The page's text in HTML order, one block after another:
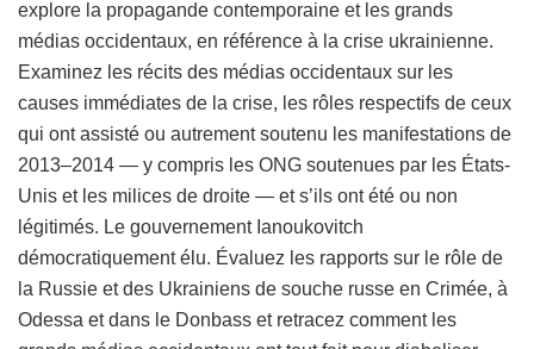
explore la propagande contemporaine et les grands
médias occidentaux, en référence à la crise ukrainienne.
Examinez les récits des médias occidentaux sur les
causes immédiates de la crise, les rôles respectifs de ceux
qui ont assisté ou autrement soutenu les manifestations de
2013–2014 — y compris les ONG soutenues par les États-
Unis et les milices de droite — et s’ils ont été ou non
légitimés. Le gouvernement Ianoukovitch
démocratiquement élu. Évaluez les rapports sur le rôle de
la Russie et des Ukrainiens de souche russe en Crimée, à
Odessa et dans le Donbass et retracez comment les